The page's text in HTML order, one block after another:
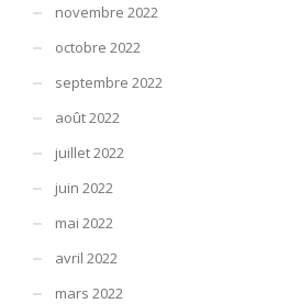
novembre 2022
octobre 2022
septembre 2022
août 2022
juillet 2022
juin 2022
mai 2022
avril 2022
mars 2022